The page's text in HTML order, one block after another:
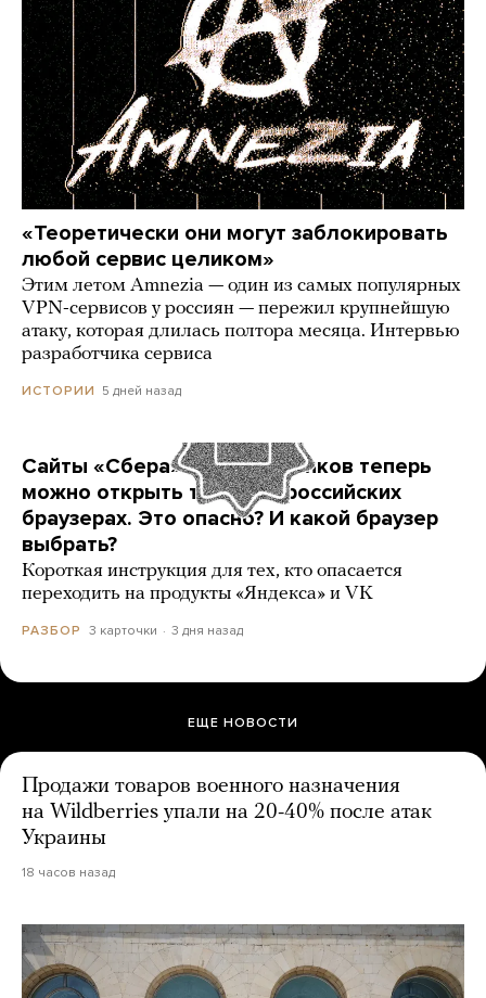
«Теоретически они могут заблокировать
любой сервис целиком»
Этим летом Amnezia — один из самых популярных
VPN-сервисов у россиян — пережил крупнейшую
атаку, которая длилась полтора месяца. Интервью
разработчика сервиса
ИСТОРИИ 5 дней назад
Сайты «Сбера» и других банков теперь
можно открыть только в российских
браузерах. Это опасно? И какой браузер
выбрать?
Короткая инструкция для тех, кто опасается
переходить на продукты «Яндекса» и VK
РАЗБОР 3 карточки 3 дня назад
ЕЩЕ НОВОСТИ
Продажи товаров военного назначения
на Wildberries упали на 20-40% после атак
Украины
18 часов назад